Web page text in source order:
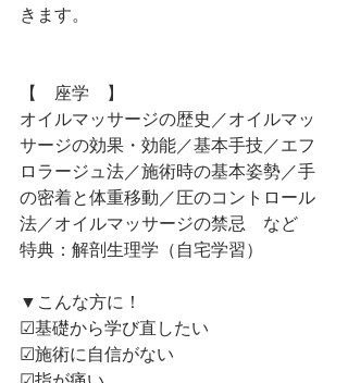
きます。
【　座学　】
オイルマッサージの歴史／オイルマッ
サージの効果・効能／基本手技／エフ
ロラージュ法／施術時の基本姿勢／手
の密着と体重移動／圧のコントロール
法／オイルマッサージの禁忌　など
特典：解剖生理学（自宅学習）
▼こんな方に！
☑基礎から学び直したい
☑施術に自信がない